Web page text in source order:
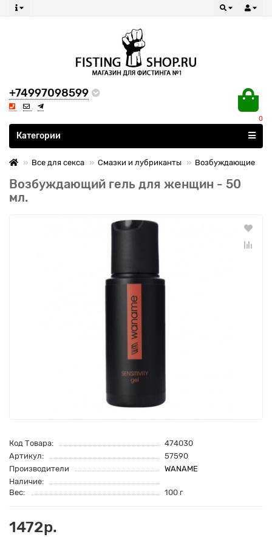
+74997098599
0
Все категории
Категории
Все для секса Смазки и лубриканты Возбуждающие
Возбуждающий гель для женщин - 50
мл.
Код Товара:
474030
Артикул:
57590
Производители
WANAME
Наличие:
Вес:
100 г
1472р.